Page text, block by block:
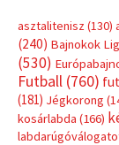
asztalitenisz (130)
(240) Bajnokok
(530)
Futball (760)
(181) Jégkorong
kosárlabda (166)